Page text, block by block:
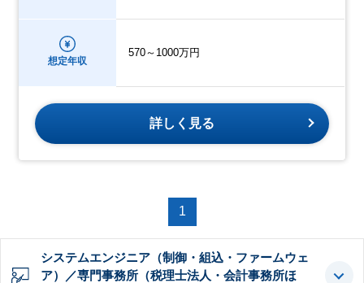
想定年収
570～1000万円
詳しく見る
1
システムエンジニア（制御・組込・ファームウェ
ア）／専門事務所（税理士法人・会計事務所ほ